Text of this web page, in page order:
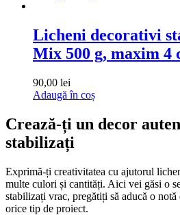
139,00 lei.
Licheni decorativi
Mix 500 g, maxim 4
90,00 lei
Adaugă în coș
Crează-ți un decor
stabilizați
Exprimă-ți creativitatea cu ajutorul
multe culori și cantități. Aici vei găsi o
stabilizați vrac, pregătiți să aducă o
orice tip de proiect.